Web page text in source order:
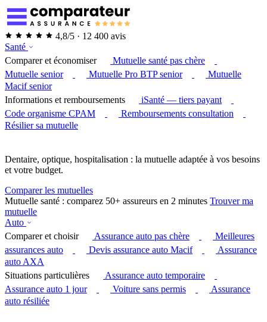
4,8/5 · 12 400 avis
Santé
Comparer et économiser
Mutuelle santé pas chère
Mutuelle senior
Mutuelle Pro BTP senior
Mutuelle
Macif senior
Informations et remboursements
iSanté — tiers payant
Code organisme CPAM
Remboursements consultation
Résilier sa mutuelle
Dentaire, optique, hospitalisation : la mutuelle adaptée à vos besoins
et votre budget.
Comparer les mutuelles
Mutuelle santé : comparez 50+ assureurs en 2 minutes Trouver ma
mutuelle
Auto
Comparer et choisir
Assurance auto pas chère
Meilleures
assurances auto
Devis assurance auto Macif
Assurance
auto AXA
Situations particulières
Assurance auto temporaire
Assurance auto 1 jour
Voiture sans permis
Assurance
auto résiliée